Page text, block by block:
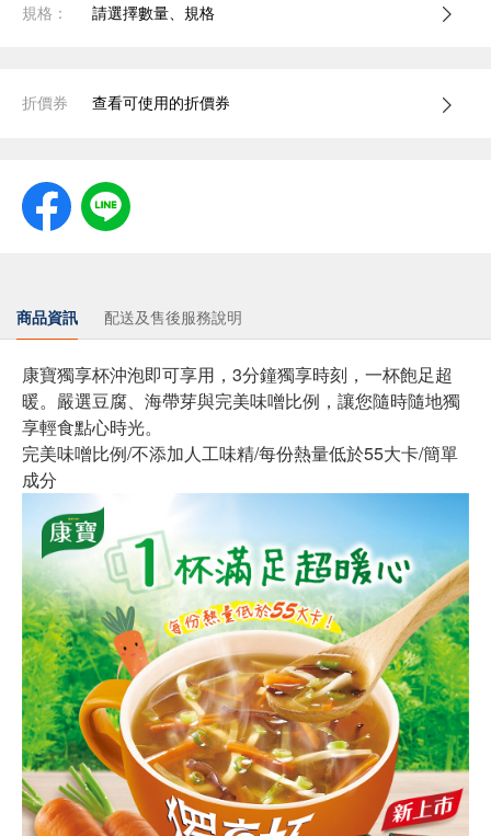
規格： 請選擇數量、規格
折價券 查看可使用的折價券
商品資訊 配送及售後服務說明
康寶獨享杯沖泡即可享用，3分鐘獨享時刻，一杯飽足超
暖。嚴選豆腐、海帶芽與完美味噌比例，讓您隨時隨地獨
享輕食點心時光。
完美味噌比例/不添加人工味精/每份熱量低於55大卡/簡單
成分